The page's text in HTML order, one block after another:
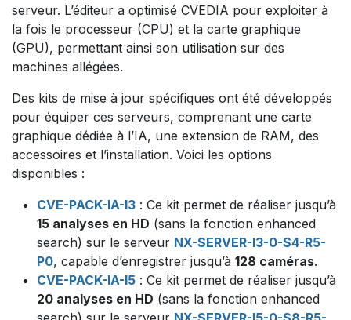
serveur. L’éditeur a optimisé CVEDIA pour exploiter à
la fois le processeur (CPU) et la carte graphique
(GPU), permettant ainsi son utilisation sur des
machines allégées.
Des kits de mise à jour spécifiques ont été développés
pour équiper ces serveurs, comprenant une carte
graphique dédiée à l’IA, une extension de RAM, des
accessoires et l’installation. Voici les options
disponibles :
CVE-PACK-IA-I3 : Ce kit permet de réaliser jusqu’à
15 analyses en HD (sans la fonction enhanced
search) sur le serveur NX-SERVER-I3-0-S4-R5-
P0, capable d’enregistrer jusqu’à 128 caméras.
CVE-PACK-IA-I5 : Ce kit permet de réaliser jusqu’à
20 analyses en HD (sans la fonction enhanced